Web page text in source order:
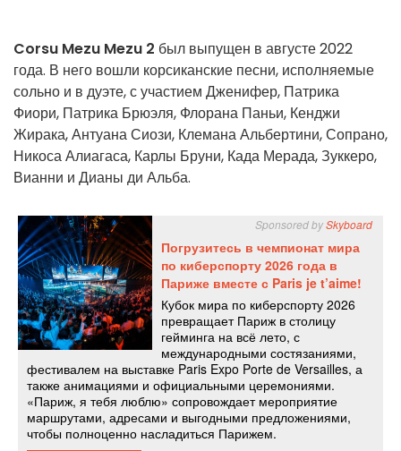
Corsu Mezu Mezu 2 был выпущен в августе 2022
года. В него вошли корсиканские песни, исполняемые
сольно и в дуэте, с участием Дженифер, Патрика
Фиори, Патрика Брюэля, Флорана Паньи, Кенджи
Жирака, Антуана Сиози, Клемана Альбертини, Сопрано,
Никоса Алиагаса, Карлы Бруни, Када Мерада, Зуккеро,
Вианни и Дианы ди Альба.